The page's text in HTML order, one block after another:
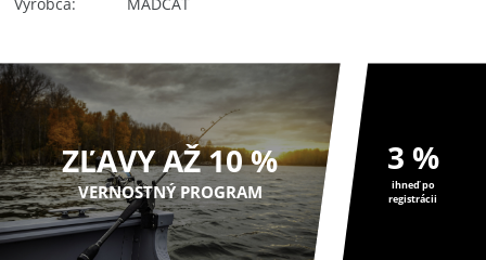
Výrobca
MADCAT
ZĽAVY AŽ 10 %
VERNOSTNÝ PROGRAM
3 %
ihneď po
registrácii